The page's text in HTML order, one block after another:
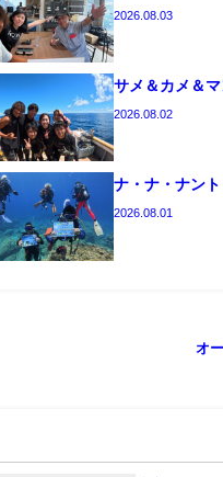
2026.08.03
サメ＆カメ＆
2026.08.02
ナ・ナ・ナント
2026.08.01
オ